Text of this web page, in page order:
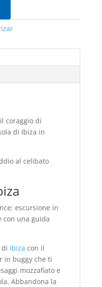
coraggio di
di Ibiza in
al celibato
escursione in
con una guida
di Ibiza con il
in buggy che ti
mozzafiato e
Abbandona la